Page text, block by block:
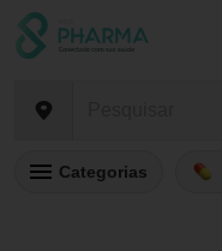
Categorias